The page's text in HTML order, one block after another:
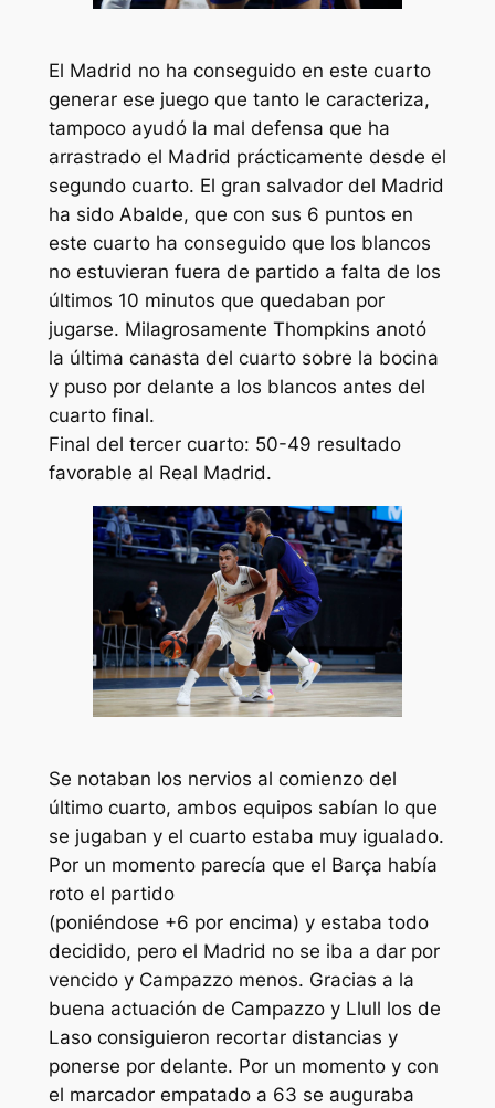
El Madrid no ha conseguido en este cuarto
generar ese juego que tanto le caracteriza,
tampoco ayudó la mal defensa que ha
arrastrado el Madrid prácticamente desde el
segundo cuarto. El gran salvador del Madrid
ha sido Abalde, que con sus 6 puntos en
este cuarto ha conseguido que los blancos
no estuvieran fuera de partido a falta de los
últimos 10 minutos que quedaban por
jugarse. Milagrosamente Thompkins anotó
la última canasta del cuarto sobre la bocina
y puso por delante a los blancos antes del
cuarto final.
Final del tercer cuarto: 50-49 resultado
favorable al Real Madrid.
Se notaban los nervios al comienzo del
último cuarto, ambos equipos sabían lo que
se jugaban y el cuarto estaba muy igualado.
Por un momento parecía que el Barça había
roto el partido
(poniéndose +6 por encima) y estaba todo
decidido, pero el Madrid no se iba a dar por
vencido y Campazzo menos. Gracias a la
buena actuación de Campazzo y Llull los de
Laso consiguieron recortar distancias y
ponerse por delante. Por un momento y con
el marcador empatado a 63 se auguraba